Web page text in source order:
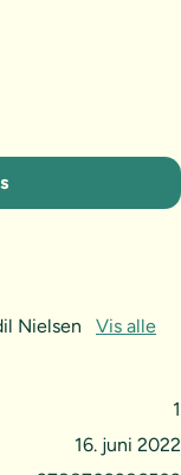
1
16. juni 2022
Nielsen Vis alle